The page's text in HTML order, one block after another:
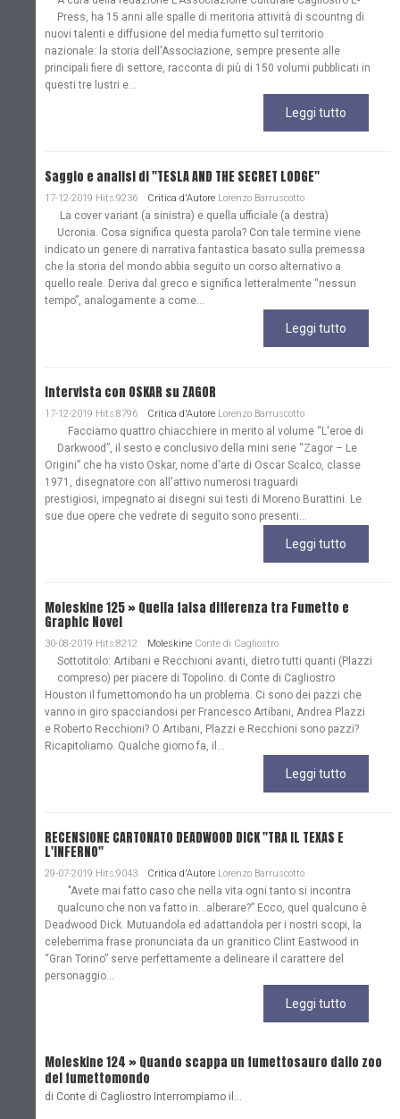
Press, ha 15 anni alle spalle di meritoria attività di scountng di
nuovi talenti e diffusione del media fumetto sul territorio
nazionale: la storia dell'Associazione, sempre presente alle
principali fiere di settore, racconta di più di 150 volumi pubblicati in
questi tre lustri e...
Leggi tutto
Saggio e analisi di "TESLA AND THE SECRET LODGE"
17-12-2019 Hits:9236 Critica d'Autore Lorenzo Barruscotto
La cover variant (a sinistra) e quella ufficiale (a destra)
Ucronia. Cosa significa questa parola? Con tale termine viene
indicato un genere di narrativa fantastica basato sulla premessa
che la storia del mondo abbia seguito un corso alternativo a
quello reale. Deriva dal greco e significa letteralmente “nessun
tempo”, analogamente a come...
Leggi tutto
Intervista con OSKAR su ZAGOR
17-12-2019 Hits:8796 Critica d'Autore Lorenzo Barruscotto
Facciamo quattro chiacchiere in merito al volume “L'eroe di
Darkwood”, il sesto e conclusivo della mini serie “Zagor – Le
Origini” che ha visto Oskar, nome d'arte di Oscar Scalco, classe
1971, disegnatore con all'attivo numerosi traguardi
prestigiosi, impegnato ai disegni sui testi di Moreno Burattini. Le
sue due opere che vedrete di seguito sono presenti...
Leggi tutto
Moleskine 125 » Quella falsa differenza tra Fumetto e
Graphic Novel
30-08-2019 Hits:8212 Moleskine Conte di Cagliostro
Sottotitolo: Artibani e Recchioni avanti, dietro tutti quanti (Plazzi
compreso) per piacere di Topolino. di Conte di Cagliostro
Houston il fumettomondo ha un problema. Ci sono dei pazzi che
vanno in giro spacciandosi per Francesco Artibani, Andrea Plazzi
e Roberto Recchioni? O Artibani, Plazzi e Recchioni sono pazzi?
Ricapitoliamo. Qualche giorno fa, il...
Leggi tutto
RECENSIONE CARTONATO DEADWOOD DICK "TRA IL TEXAS E
L'INFERNO"
29-07-2019 Hits:9043 Critica d'Autore Lorenzo Barruscotto
"Avete mai fatto caso che nella vita ogni tanto si incontra
qualcuno che non va fatto in…alberare?” Ecco, quel qualcuno è
Deadwood Dick. Mutuandola ed adattandola per i nostri scopi, la
celeberrima frase pronunciata da un granitico Clint Eastwood in
“Gran Torino” serve perfettamente a delineare il carattere del
personaggio...
Leggi tutto
Moleskine 124 » Quando scappa un fumettosauro dallo zoo
del fumettomondo
di Conte di Cagliostro Interrompiamo il…